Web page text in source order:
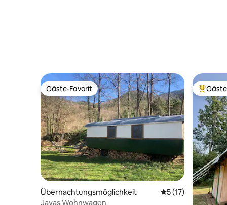
Gäste-Favorit
Gäste-Favorit
Übernachtungsmöglichkeit Durchschnittliche
5 (17)
Jayas Wohnwagen